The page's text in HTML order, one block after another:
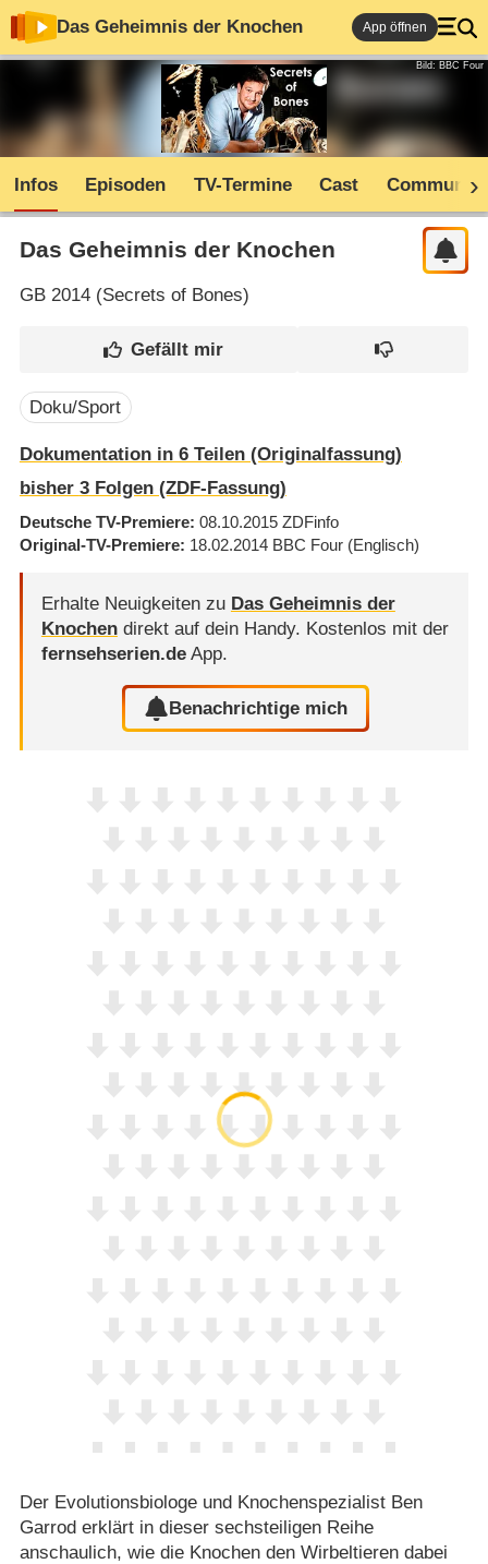
Das Geheimnis der Knochen App öffnen
Bild: BBC Four
Infos Episoden TV-Termine Cast Community
Das Geheimnis der Knochen
GB2014 (Secrets of Bones)
Doku/Sport
Dokumentation in 6 Teilen (Originalfassung)
bisher 3Folgen (ZDF-Fassung)
Deutsche TV-Premiere 08.10.2015 ZDFinfo
Original-TV-Premiere 18.02.2014 BBC Four (Englisch)
Erhalte Neuigkeiten zu Das Geheimnis der
Knochendirekt auf dein Handy. Kostenlos mit der
fernsehserien.deApp.
Benachrichtige mich
Der Evolutionsbiologe und Knochenspezialist Ben
Garrod erklärt in dieser sechsteiligen Reihe
anschaulich, wie die Knochen den Wirbeltieren dabei